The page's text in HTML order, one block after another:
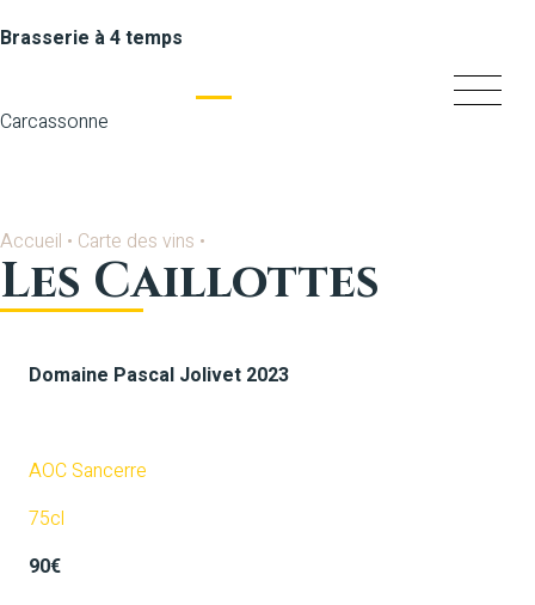
Brasserie à 4 temps
Carcassonne
Accueil • Carte des vins •
Les Caillottes
Domaine Pascal Jolivet 2023
AOC Sancerre
75cl
90€